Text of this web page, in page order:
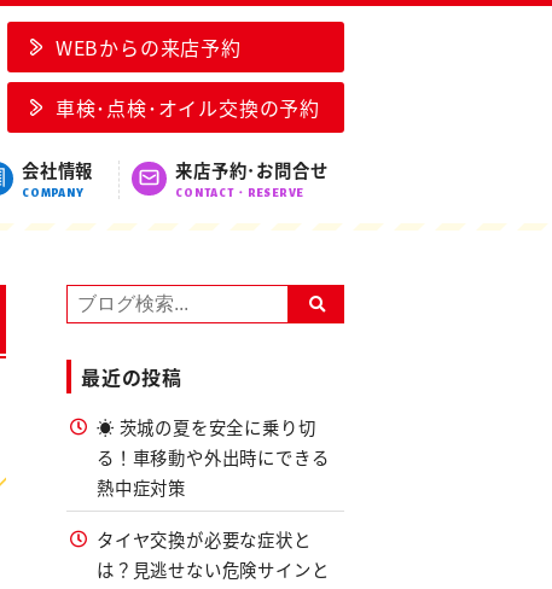
WEBからの来店予約
車検･点検･オイル交換の予約
会社情報
COMPANY
来店予約･お問合せ
CONTACT・RESERVE
最近の投稿
☀️ 茨城の夏を安全に乗り切
る！車移動や外出時にできる
熱中症対策
タイヤ交換が必要な症状と
は？見逃せない危険サインと